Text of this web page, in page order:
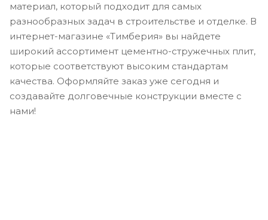
материал, который подходит для самых
разнообразных задач в строительстве и отделке. В
интернет-магазине «Тимберия» вы найдете
широкий ассортимент цементно-стружечных плит,
которые соответствуют высоким стандартам
качества. Оформляйте заказ уже сегодня и
создавайте долговечные конструкции вместе с
нами!